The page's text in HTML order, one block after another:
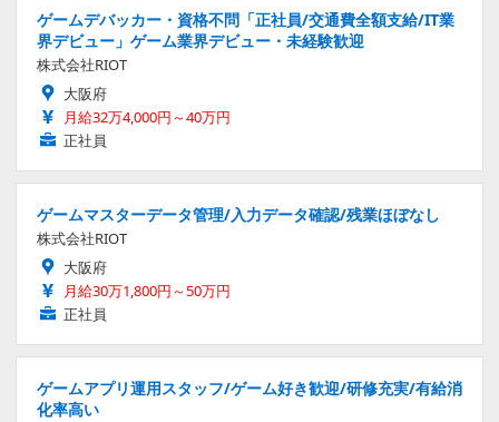
ゲームデバッカー・資格不問「正社員/交通費全額支給/IT業
界デビュー」ゲーム業界デビュー・未経験歓迎
株式会社RIOT
大阪府
月給32万4,000円～40万円
正社員
ゲームマスターデータ管理/入力データ確認/残業ほぼなし
株式会社RIOT
大阪府
月給30万1,800円～50万円
正社員
ゲームアプリ運用スタッフ/ゲーム好き歓迎/研修充実/有給消
化率高い